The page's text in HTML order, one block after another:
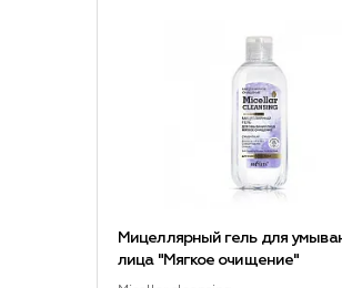
Мицеллярный гель для
лица "Мягкое очищение"